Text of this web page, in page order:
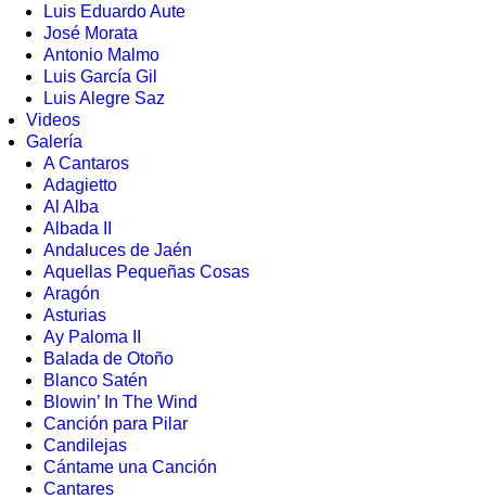
Luis Eduardo Aute
José Morata
Antonio Malmo
Luis García Gil
Luis Alegre Saz
Videos
Galería
A Cantaros
Adagietto
Al Alba
Albada II
Andaluces de Jaén
Aquellas Pequeñas Cosas
Aragón
Asturias
Ay Paloma II
Balada de Otoño
Blanco Satén
Blowin’ In The Wind
Canción para Pilar
Candilejas
Cántame una Canción
Cantares